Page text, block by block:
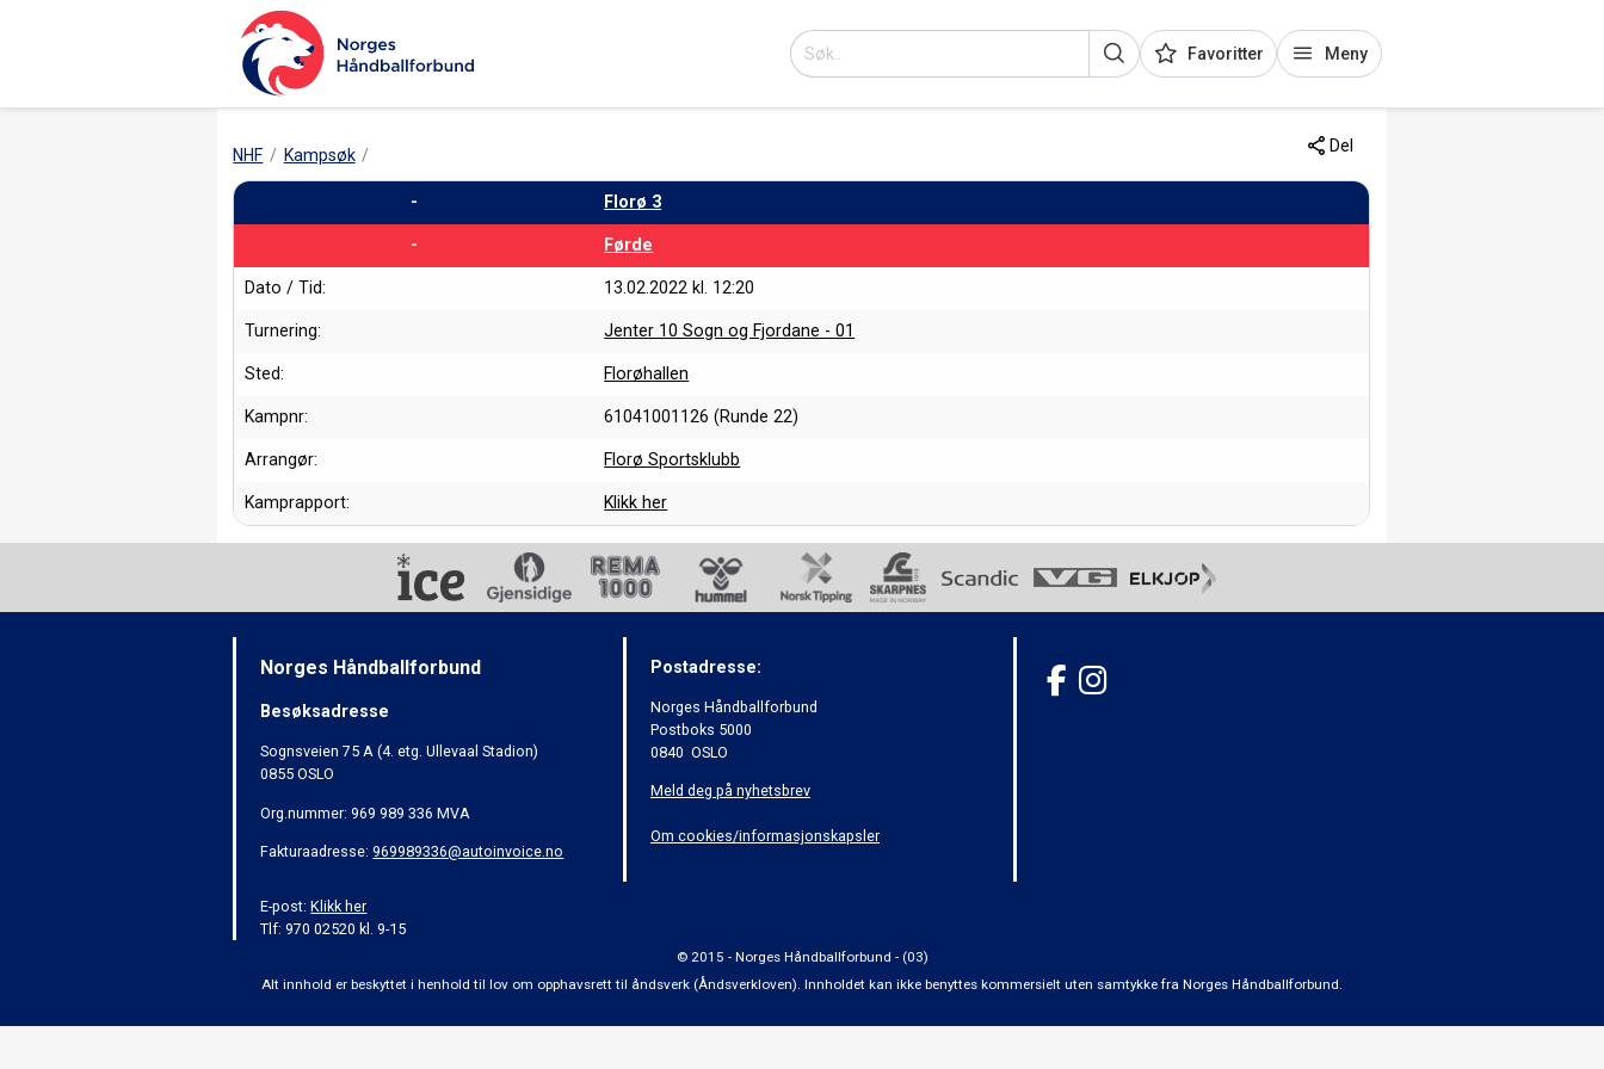
Favoritter Meny
NHF Kampsøk Del
- Florø 3
- Førde
Dato / Tid: 13.02.2022 kl. 12:20
Turnering: Jenter 10 Sogn og Fjordane - 01
Sted: Florøhallen
Kampnr: 61041001126 (Runde 22)
Arrangør: Florø Sportsklubb
Kamprapport: Klikk her
Norges Håndballforbund
Besøksadresse
Sognsveien 75 A (4. etg. Ullevaal Stadion)
0855 OSLO
Org.nummer: 969 989 336 MVA
Fakturaadresse:969989336@autoinvoice.no
E-post:Klikk her
Tlf: 970 02520 kl. 9-15
Postadresse:
Norges Håndballforbund
Postboks 5000
0840 OSLO
Meld deg på nyhetsbrev
Om cookies/informasjonskapsler
© 2015 - Norges Håndballforbund - (03)
Alt innhold er beskyttet i henhold til lov om opphavsrett til åndsverk (Åndsverkloven). Innholdet kan ikke benyttes kommersielt uten samtykke fra Norges Håndballforbund.